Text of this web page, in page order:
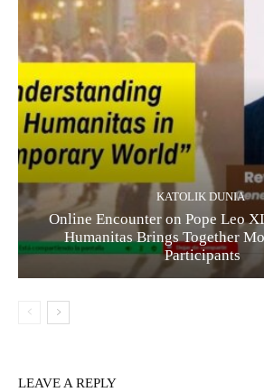
KATOLIK DUNIA
Online Encounter on Pope Leo
Humanitas Brings Together
Participants
LEAVE A REPLY